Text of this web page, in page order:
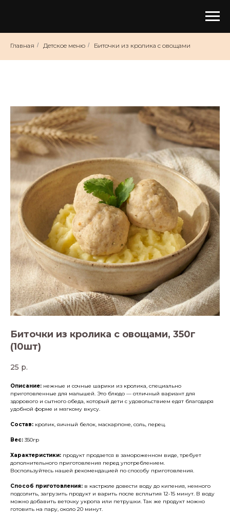
Главная / Детское меню / Биточки из кролика с овощами
Биточки из кролика с овощами, 350г
(10шт)
25 р.
Описание: нежные и сочные шарики из кролика, специально
приготовленные для малышей. Это блюдо — отличный вариант для
здорового и сытного обеда, который дети с удовольствием едят благодаря
удобной форме и мягкому вкусу.
Состав: кролик, яичный белок, маскарпоне, соль, перец.
Вес: 350гр
Характеристики: продукт продается в замороженном виде, требует
дополнительного приготовления перед употреблением.
Воспользуйтесь нашей рекомендацией по способу приготовления.
Способ приготовления: в кастрюле довести воду до кипения, немного
подсолить, загрузить продукт и варить после всплытия 12-15 минут. В воду
можно добавить веточку укропа или петрушки. Так же продукт можно
готовить на пару, около 20 минут.